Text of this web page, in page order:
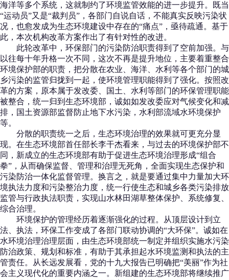
海洋等多个系统，这就制约了环境监管效能的进一步提升。既当
“运动员”又是“裁判员”，各部门自说自话，不能真实反映污染状
况，也愈发成为生态环境建设中存在的“痛点”，亟待疏通。基于
此，本次机构改革方案作出了有针对性的改进。
此轮改革中，环保部门的污染防治职责得到了空前加强。与
以往每十年升格一次不同，这次不再是提升地位，主要着重整合
环境保护部的职责，把分散在农业、海洋、水利等各个部门的城
乡污染的监管归拢到一起，使环境管理职能得到了强化。按照改
革的方案，原本属于发改委、国土、水利等部门的环保管理职能
被整合，统一归到生态环境部，诚如如发改委应对气候变化和减
排，国土资源部监督防止地下水污染，水利部流域水环境保护
等。
分散的职责统一之后，生态环境治理的效果就可更充分显
现。在生态环境部首任部长李干杰看来，与过去的环境保护部不
同，新成立的生态环境部有助于促进生态环境治理形成“组合
拳”，从而确保监督、管理和治理无死角，全面实现生态保护和
污染防治一体化监督管理。换言之，就是要通过集中力量加大环
境执法力度和污染整治力度，统一行使生态和城乡各类污染排放
监管与行政执法职责，实现山水林田湖草整体保护、系统修复、
综合治理。
环境保护的管理经历着逐渐强化的过程。从顶层设计到立
法、执法，环保工作变成了各部门联动协调的“大环保”。诚如在
水环境治理治理层面，由生态环境部统一制定并组织实施水污染
防治政策、规划和标准，有助于其承担起水环境监测和执法的主
管责任。从长远发展看，党的十九大报告已明确把“美丽”作为社
会主义现代化的重要内涵之一。新组建的生态环境部将继续推广